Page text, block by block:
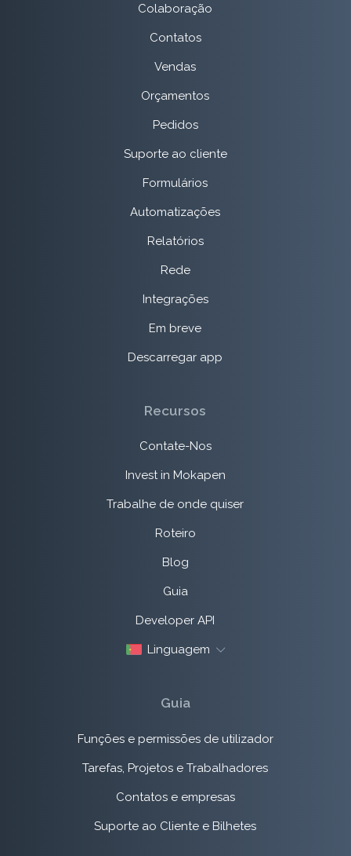
Colaboração
Contatos
Vendas
Orçamentos
Pedidos
Suporte ao cliente
Formulários
Automatizações
Relatórios
Rede
Integrações
Em breve
Descarregar app
Recursos
Contate-Nos
Invest in Mokapen
Trabalhe de onde quiser
Roteiro
Blog
Guia
Developer API
Linguagem
Guia
Funções e permissões de utilizador
Tarefas, Projetos e Trabalhadores
Contatos e empresas
Suporte ao Cliente e Bilhetes